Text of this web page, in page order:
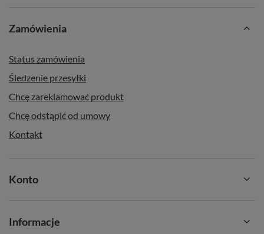
Zamówienia
Status zamówienia
Śledzenie przesyłki
Chcę zareklamować produkt
Chcę odstąpić od umowy
Kontakt
Konto
Informacje